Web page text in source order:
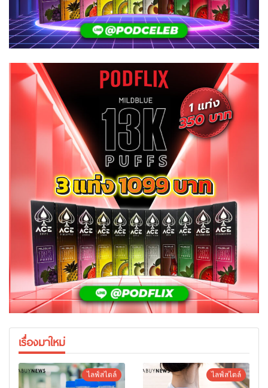
เรื่องมาใหม่
ไลฟ์สไตล์ ไลฟ์สไตล์